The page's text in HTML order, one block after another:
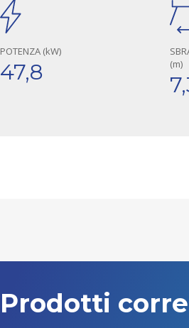
POTENZA (kW)
47,8
(m)
Prodotti